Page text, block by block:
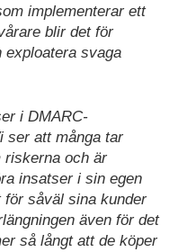
implementerar ett
blir det för
svaga
i DMARC-
ser att många tar
riskerna och är
insatser i sin egen
såväl sina kunder
även för det
så långt att de köper